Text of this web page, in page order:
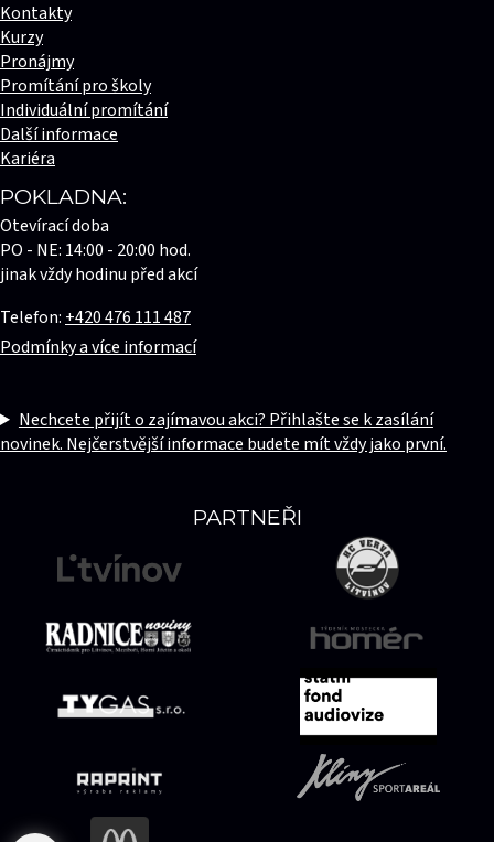
PARTNEŘI
Kontakty
Kurzy
Pronájmy
Promítání pro školy
Individuální promítání
Další informace
Kariéra
POKLADNA:
Otevírací doba
PO - NE: 14:00 - 20:00 hod.
jinak vždy hodinu před akcí
Telefon: +420 476 111 487
Podmínky a více informací
Nechcete přijít o zajímavou akci? Přihlašte se k zasílání
novinek. Nejčerstvější informace budete mít vždy jako první.